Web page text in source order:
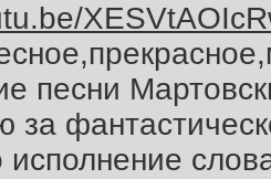
песни
за
исполнение